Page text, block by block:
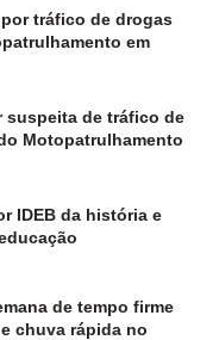
tráfico de drogas
em
suspeita de tráfico de
Motopatrulhamento
IDEB da história e
de tempo firme
chuva rápida no